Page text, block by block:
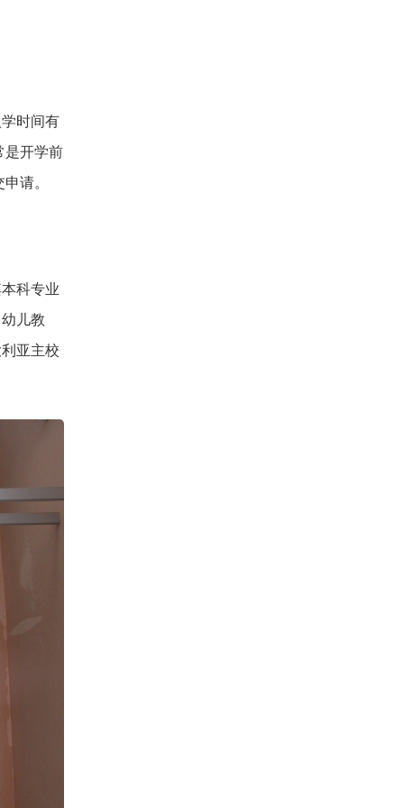
时间有
是开学前
请。
科专业
儿教
亚主校